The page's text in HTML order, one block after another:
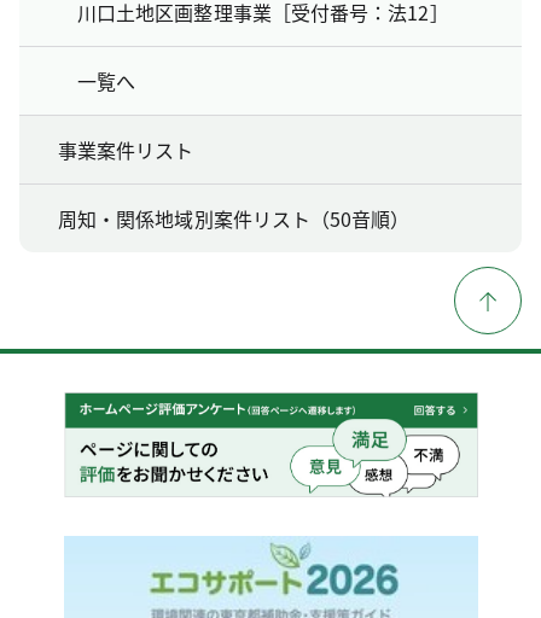
川口土地区画整理事業［受付番号：法12］
一覧へ
事業案件リスト
周知・関係地域別案件リスト（50音順）